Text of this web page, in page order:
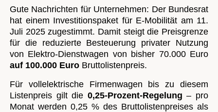
Gute Nachrichten für Unternehmen: Der Bundesrat
hat einem Investitionspaket für E-Mobilität am 11.
Juli 2025 zugestimmt. Damit steigt die Preisgrenze
für die reduzierte Besteuerung privater Nutzung
von Elektro-Dienstwagen von bisher 70.000 Euro
auf 100.000 Euro Bruttolistenpreis.
Für vollelektrische Firmenwagen bis zu diesem
Listenpreis gilt die 0,25-Prozent-Regelung – pro
Monat werden 0,25 % des Bruttolistenpreises als